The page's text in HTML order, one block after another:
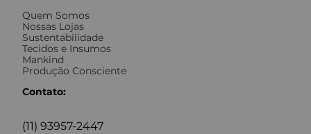
Quem Somos
Nossas Lojas
Sustentabilidade
Tecidos e Insumos
Mankind
Produção Consciente
Contato:
(11) 93957-2447